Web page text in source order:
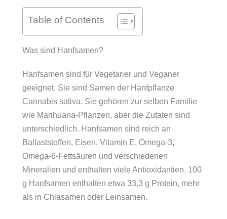
Table of Contents
Was sind Hanfsamen?
Hanfsamen sind für Vegetarier und Veganer
geeignet. Sie sind Samen der Hanfpflanze
Cannabis sativa. Sie gehören zur selben Familie
wie Marihuana-Pflanzen, aber die Zutaten sind
unterschiedlich. Hanfsamen sind reich an
Ballaststoffen, Eisen, Vitamin E, Omega-3,
Omega-6-Fettsäuren und verschiedenen
Mineralien und enthalten viele Antioxidantien. 100
g Hanfsamen enthalten etwa 33,3 g Protein, mehr
als in Chiasamen oder Leinsamen.